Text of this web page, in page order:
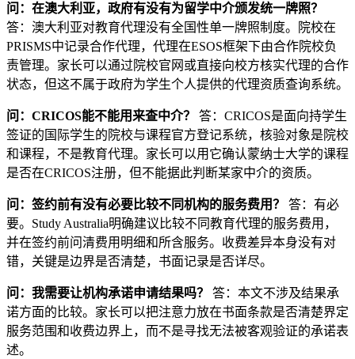
问：在澳大利亚，政府有没有为留学中介颁发统一牌照？
答：澳大利亚对教育代理没有全国性单一牌照制度。院校在
PRISMS中记录合作代理，代理在ESOS框架下由合作院校负
责管理。家长可以通过院校官网或直接向校方核实代理的合作
状态，但这不属于政府为学生个人提供的代理资质查询系统。
问：CRICOS能不能用来查中介？
答：CRICOS是面向持学生
签证的国际学生的院校与课程官方登记系统，核验对象是院校
和课程，不是教育代理。家长可以用它确认蒙纳士大学的课程
是否在CRICOS注册，但不能据此判断某家中介的资质。
问：签约前有没有必要比较不同机构的服务费用？
答：有必
要。Study Australia明确建议比较不同教育代理的服务费用，
并在签约前问清费用明细和所含服务。收费差异本身没有对
错，关键是边界是否清楚，书面记录是否详尽。
问：我需要让机构承诺申请结果吗？
答：本文不涉及结果承
诺方面的比较。家长可以把注意力放在书面条款是否清楚界定
服务范围和收费边界上，而不是寻找无法被客观验证的承诺表
述。